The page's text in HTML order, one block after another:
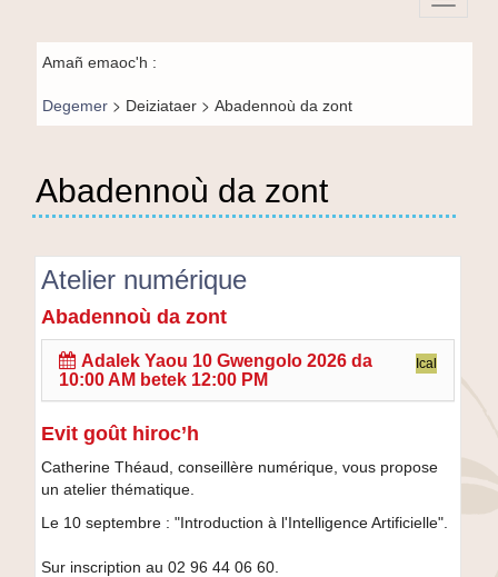
BR-fr
Fil de
navigation-
BR
Amañ emaoc'h :
Degemer > Deiziataer > Abadennoù da zont
Abadennoù da zont
Atelier numérique
Atelier
numérique
Abadennoù da zont
Adalek Yaou 10 Gwengolo 2026 da
10:00 AM betek 12:00 PM
Ical
Evit goût hiroc’h
Catherine Théaud, conseillère numérique, vous propose
un atelier thématique.
Le 10 septembre : "Introduction à l'Intelligence Artificielle".
Sur inscription au 02 96 44 06 60.